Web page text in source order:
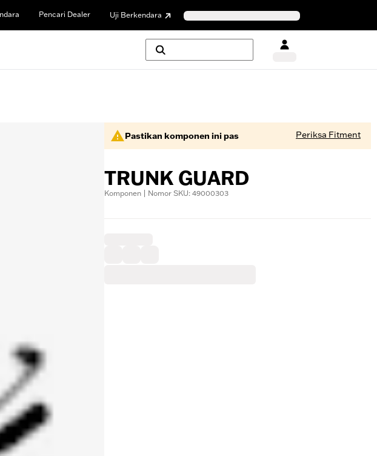
Pencari Dealer Uji Berkendara
Pastikan komponen ini pas Periksa Fitment
TRUNK GUARD
Komponen | Nomor SKU: 49000303